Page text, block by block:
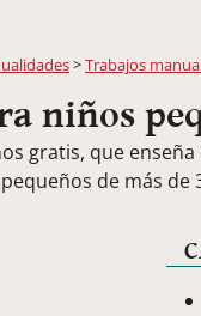
>Trabajos
niños
gratis, que
de más de